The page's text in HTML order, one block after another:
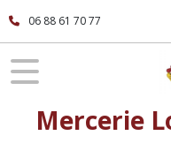
06 88 61 70 77
Mercerie